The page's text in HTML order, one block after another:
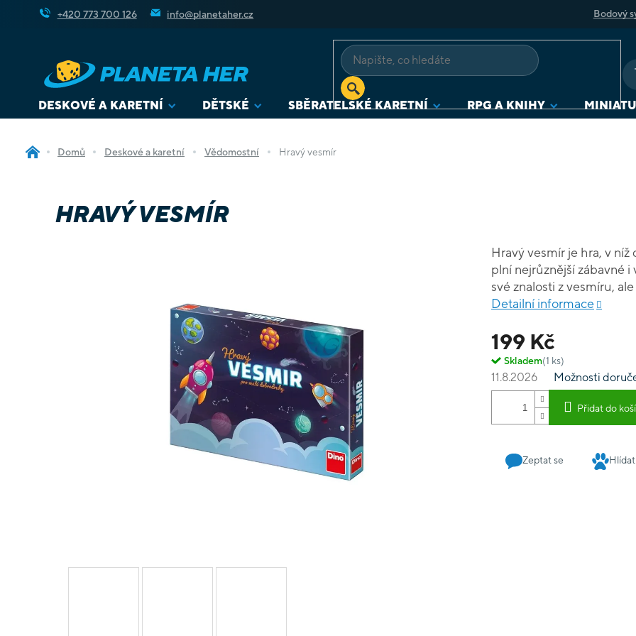
+420 773 700 126 info@planetaher.cz Bodový
DESKOVÉ A KARETNÍ DĚTSKÉ SBĚRATELSKÉ KARETNÍ RPG A KNIHY
Domů Deskové a karetní Vědomostní Hravý vesmír
HRAVÝ VESMÍR
199 Kč
Skladem(1 ks)
11.8.2026 Možnosti
Přidat do
Hravý vesmír je hra, v
plní nejrůznější zábavné
své znalosti z vesmíru,
slovní zásobu i důvtip.
Detailní informace
Zeptat se Hlídat